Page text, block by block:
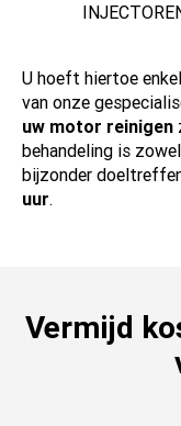
U hoeft hiertoe enkel
van onze
uw motor reinigen
behandeling is
bijzonder
uur.
Vermijd